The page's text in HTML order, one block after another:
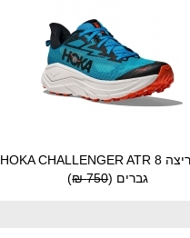
נעלי ריצה HOKA CHALLENGER ATR 8
גברים (
750 ₪
)